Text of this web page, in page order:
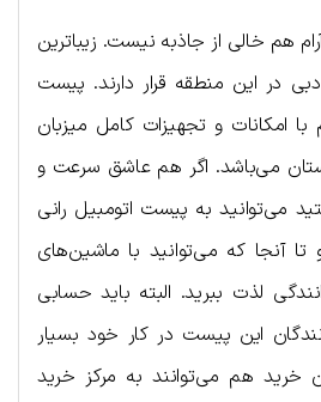
هم خالی از جاذبه نیست. زیباترین
در این منطقه قرار دارند. پیست
امکانات و تجهیزات کامل میزبان
می‌باشد. اگر هم عاشق سرعت و
می‌توانید به پیست اتومبیل رانی
تا آنجا که می‌توانید با ماشین‌های
لذت ببرید. البته باید حسابی
این پیست در کار خود بسیار
خرید هم می‌توانند به مرکز خرید